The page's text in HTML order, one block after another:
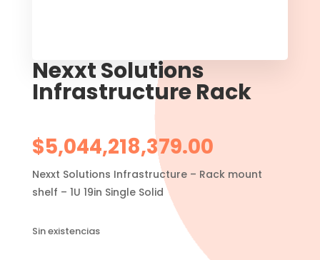
Nexxt Solutions
Infrastructure Rack
$5,044,218,379.00
Nexxt Solutions Infrastructure – Rack mount
shelf – 1U 19in Single Solid
Sin existencias